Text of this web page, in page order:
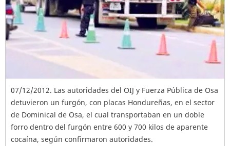
07/12/2012. Las autoridades del OIJ y Fuerza Pública de Osa
detuvieron un furgón, con placas Hondureñas, en el sector
de Dominical de Osa, el cual transportaban en un doble
forro dentro del furgón entre 600 y 700 kilos de aparente
cocaína, según confirmaron autoridades.